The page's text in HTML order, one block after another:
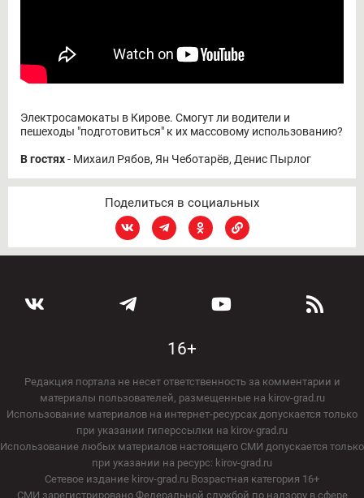
Электросамокаты в Кирове. Смогут ли водители и
пешеходы "подготовиться" к их массовому использованию?
В гостях- Михаил Рябов, Ян Чеботарёв, Денис Пырлог
Поделиться в социальных
16+
Редакция портала не несет ответственность за комментарии и
материалы пользователей, размещенные на kirov-grad.ru
Использование материалов на интернет-ресурсах допускается только
при указании гиперссылки на kirov-grad.ru
Использование любых материалов настоящего СМИ допускается только
при указании на ресурс: kirov-grad.ru
Сетевое издание kirov-grad.ru Возрастная категория 16+
СМИ зарегистрировано Федеральной службой по надзору в сфере